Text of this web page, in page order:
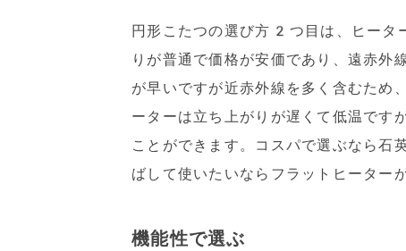
円形こたつの選び方2つ目は、ヒータ
りが普通で価格が安価であり、遠赤外
が早いですが近赤外線を多く含むため
ーターは立ち上がりが遅くて低温です
ことができます。コスパで選ぶなら石
ばして使いたいならフラットヒーター
機能性で選ぶ